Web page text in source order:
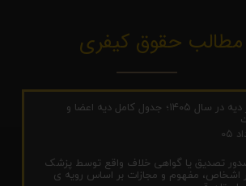
مطالب حقوق کیفری
مقادیر دیه در سال ۱۴۰۵؛ جدول کامل دیه اعضا و
تصدیق یا گواهی خلاف واقع توسط پزشک
اشخاص، مفهوم و مجازات بر اساس رویه ی